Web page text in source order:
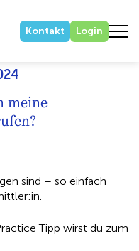
Kontakt Login
meine
sind – so einfach
Tipp wirst du zum